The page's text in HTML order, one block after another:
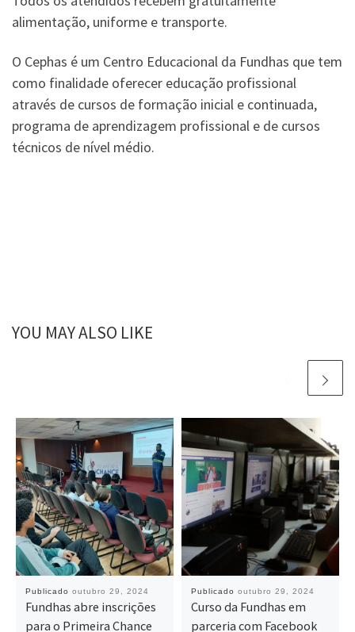
alimentação, uniforme e transporte.
O Cephas é um Centro Educacional da Fundhas que tem
como finalidade oferecer educação profissional
através de cursos de formação inicial e continuada,
programa de aprendizagem profissional e de cursos
técnicos de nível médio.
YOU MAY ALSO LIKE
Publicado outubro 29, 2024
Fundhas abre inscrições
para o Primeira Chance
Publicado outubro 29, 2024
Curso da Fundhas em
parceria com Facebook